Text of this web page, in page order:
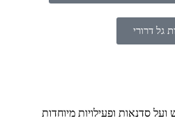
גל דרורי
סדנאות ופעילויות מיוחדות